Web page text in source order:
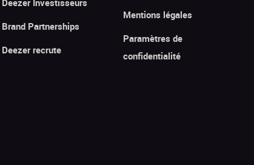
Deezer Investisseurs
Brand Partnerships
Deezer recrute
Mentions légales
Paramètres de
confidentialité